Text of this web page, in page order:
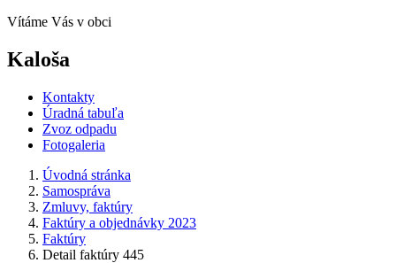
Vítáme Vás v obci
Kaloša
Kontakty
Úradná tabuľa
Zvoz odpadu
Fotogaleria
Úvodná stránka
Samospráva
Zmluvy, faktúry
Faktúry a objednávky 2023
Faktúry
Detail faktúry 445